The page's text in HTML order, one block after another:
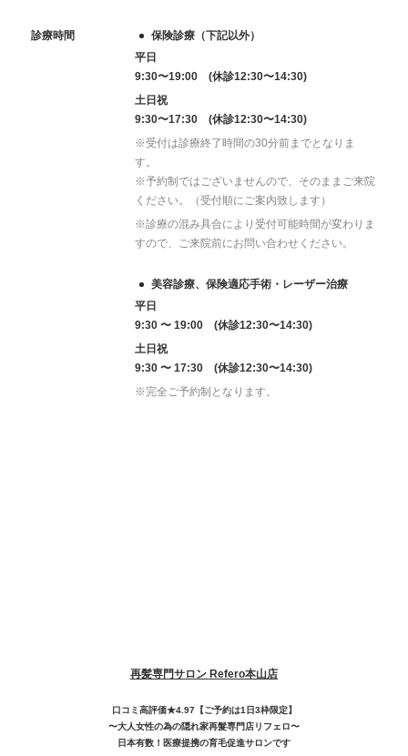
診療時間
保険診療（下記以外）
平日
9:30〜19:00 (休診12:30〜14:30)
土日祝
9:30〜17:30 (休診12:30〜14:30)
※受付は診療終了時間の30分前までとなりま
す。
※予約制ではございませんので、そのままご来院
ください。（受付順にご案内致します）
※診療の混み具合により受付可能時間が変わりま
すので、ご来院前にお問い合わせください。
美容診療、保険適応手術・レーザー治療
平日
9:30 〜 19:00 (休診12:30〜14:30)
土日祝
9:30 〜 17:30 (休診12:30〜14:30)
※完全ご予約制となります。
再髪専門サロン Refero本山店
口コミ高評価★4.97【ご予約は1日3枠限定】
〜大人女性の為の隠れ家再髮専門店リフェロ〜
日本有数！医療提携の育毛促進サロンです